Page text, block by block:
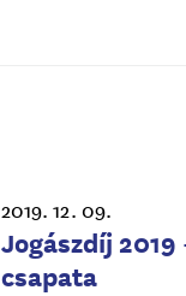
2019. 12. 09.
Jogászdíj 2019
csapata